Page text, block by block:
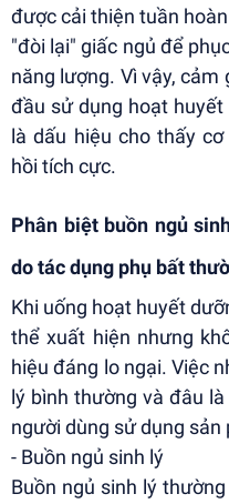
được cải thiện tuần
"đòi lại" giấc ngủ để
năng lượng. Vì vậy,
đầu sử dụng hoạt
là dấu hiệu cho thấy
hồi tích cực.
Phân biệt buồn ngủ
do tác dụng phụ bất
Khi uống hoạt huyết
thể xuất hiện nhưng
hiệu đáng lo ngại. Việc
lý bình thường và đâu
người dùng sử dụng sản
- Buồn ngủ sinh lý
Buồn ngủ sinh lý